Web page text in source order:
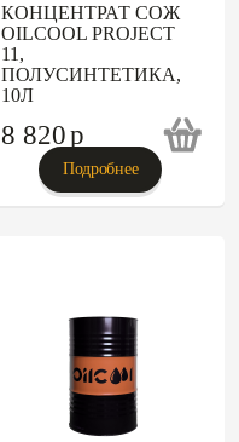
КОНЦЕНТРАТ СОЖ
OILCOOL PROJECT
11,
ПОЛУСИНТЕТИКА,
10Л
8 820p
Подробнее